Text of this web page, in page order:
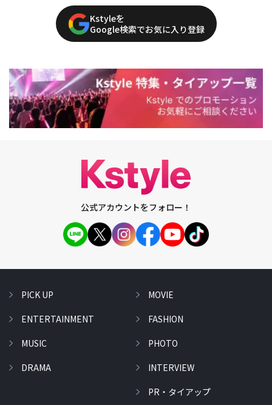
Kstyleを
Google検索でお気に入り登録
公式アカウントをフォロー！
PICK UP
ENTERTAINMENT
MUSIC
DRAMA
MOVIE
FASHION
PHOTO
INTERVIEW
PR・タイアップ